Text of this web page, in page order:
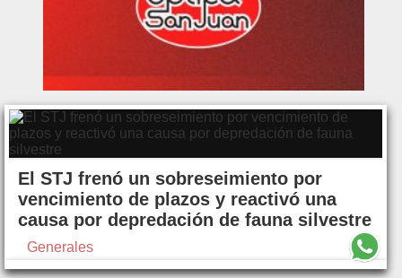
El STJ frenó un sobreseimiento por
vencimiento de plazos y reactivó una
causa por depredación de fauna silvestre
Generales